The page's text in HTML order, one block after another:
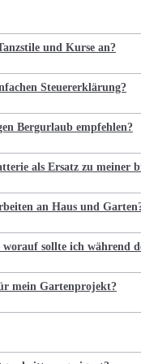
und Kurse an?
Steuererklärung?
Bergurlaub empfehlen?
als Ersatz zu meiner
an Haus und
sollte ich während
mein Gartenprojekt?